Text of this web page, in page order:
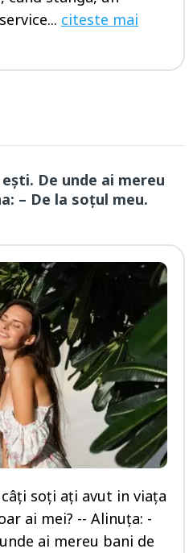
citeste mai
De unde ai mereu
– De la soțul meu.
soți ați avut in viața
ai mei? -- Alinuța: -
ai mereu bani de